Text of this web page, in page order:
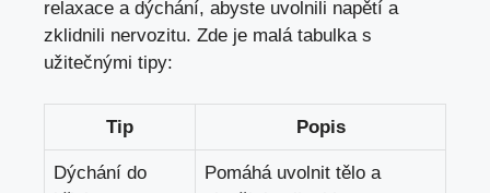
relaxace a dýchání, abyste uvolnili napětí a
zklidnili nervozitu. Zde je malá tabulka s
užitečnými tipy:
Tip Popis
Dýchání do
Pomáhá uvolnit tělo a